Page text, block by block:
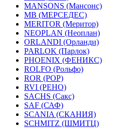
MANSONS (Мансонс)
MB (МЕРСЕДЕС)
MERITOR (Меритор)
NEOPLAN (Неоплан)
ORLANDI (Орланди)
PARLOK (Парлок)
PHOENIX (ФЕНИКС)
ROLFO (Рольфо)
ROR (РОР)
RVI (РЕНО)
SACHS (Сакс)
SAF (САФ)
SCANIA (СКАНИЯ)
SCHMITZ (ШМИТЦ)